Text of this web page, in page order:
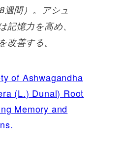
週間）。アシュ
記憶力を高め、
改善する。
of Ashwagandha
(L.) Dunal) Root
Memory and